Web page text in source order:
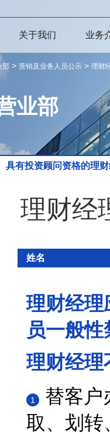
关于我们 业务
部 > 营销及业务人员公示 > 理财
业部
具有投资顾问资格的理
理财经
姓名
理财经理
员一般
理财经理
1
替客户
取、划转